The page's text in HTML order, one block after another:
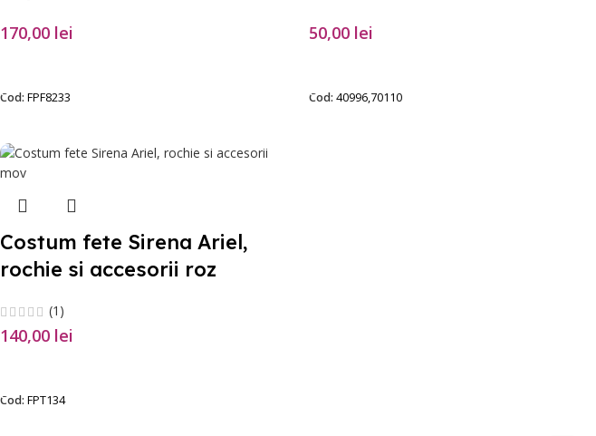
170,00 lei
Cod: FPF8233
50,00 lei
Cod: 40996,70110
Costum fete Sirena Ariel,
rochie si accesorii roz
(1)
140,00 lei
Cod: FPT134